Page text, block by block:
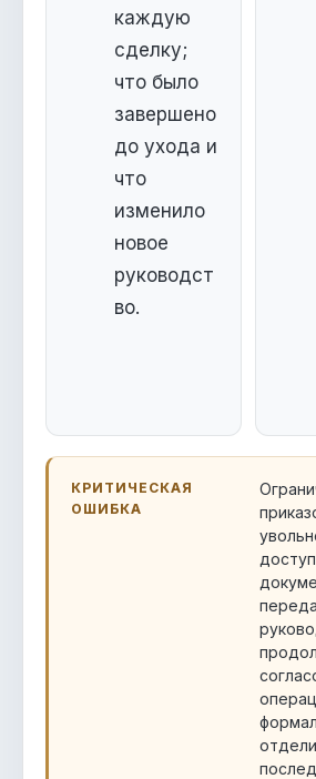
каждую
сделку;
что было
завершено
до ухода и
что
изменило
новое
руководст
во.
КРИТИЧЕСКАЯ
ОШИБКА